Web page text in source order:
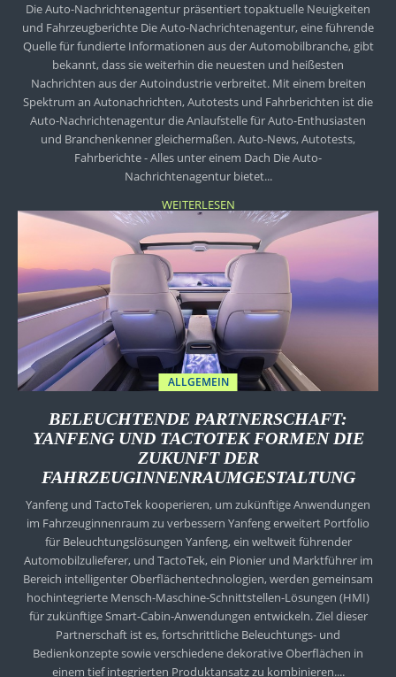
Die Auto-Nachrichtenagentur präsentiert topaktuelle Neuigkeiten
und Fahrzeugberichte Die Auto-Nachrichtenagentur, eine führende
Quelle für fundierte Informationen aus der Automobilbranche, gibt
bekannt, dass sie weiterhin die neuesten und heißesten
Nachrichten aus der Autoindustrie verbreitet. Mit einem breiten
Spektrum an Autonachrichten, Autotests und Fahrberichten ist die
Auto-Nachrichtenagentur die Anlaufstelle für Auto-Enthusiasten
und Branchenkenner gleichermaßen. Auto-News, Autotests,
Fahrberichte - Alles unter einem Dach Die Auto-
Nachrichtenagentur bietet...
WEITERLESEN
ALLGEMEIN
BELEUCHTENDE PARTNERSCHAFT:
YANFENG UND TACTOTEK FORMEN DIE
ZUKUNFT DER
FAHRZEUGINNENRAUMGESTALTUNG
Yanfeng und TactoTek kooperieren, um zukünftige Anwendungen
im Fahrzeuginnenraum zu verbessern Yanfeng erweitert Portfolio
für Beleuchtungslösungen Yanfeng, ein weltweit führender
Automobilzulieferer, und TactoTek, ein Pionier und Marktführer im
Bereich intelligenter Oberflächentechnologien, werden gemeinsam
hochintegrierte Mensch-Maschine-Schnittstellen-Lösungen (HMI)
für zukünftige Smart-Cabin-Anwendungen entwickeln. Ziel dieser
Partnerschaft ist es, fortschrittliche Beleuchtungs- und
Bedienkonzepte sowie verschiedene dekorative Oberflächen in
einem tief integrierten Produktansatz zu kombinieren....